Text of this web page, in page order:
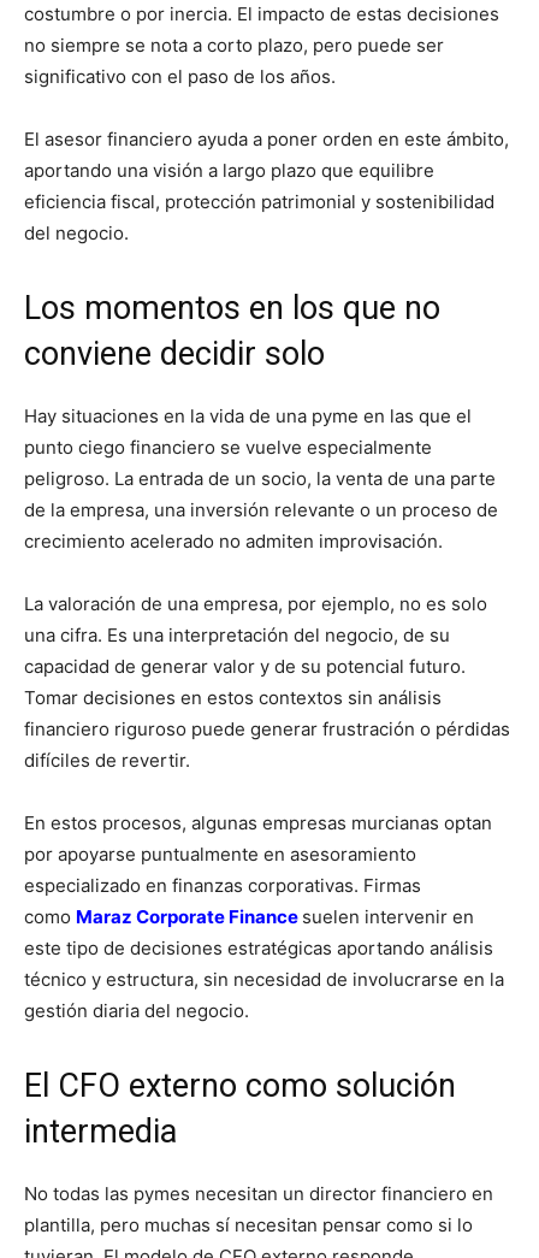
costumbre o por inercia. El impacto de estas decisiones
no siempre se nota a corto plazo, pero puede ser
significativo con el paso de los años.
El asesor financiero ayuda a poner orden en este ámbito,
aportando una visión a largo plazo que equilibre
eficiencia fiscal, protección patrimonial y sostenibilidad
del negocio.
Los momentos en los que no
conviene decidir solo
Hay situaciones en la vida de una pyme en las que el
punto ciego financiero se vuelve especialmente
peligroso. La entrada de un socio, la venta de una parte
de la empresa, una inversión relevante o un proceso de
crecimiento acelerado no admiten improvisación.
La valoración de una empresa, por ejemplo, no es solo
una cifra. Es una interpretación del negocio, de su
capacidad de generar valor y de su potencial futuro.
Tomar decisiones en estos contextos sin análisis
financiero riguroso puede generar frustración o pérdidas
difíciles de revertir.
En estos procesos, algunas empresas murcianas optan
por apoyarse puntualmente en asesoramiento
especializado en finanzas corporativas. Firmas
como Maraz Corporate Finance suelen intervenir en
este tipo de decisiones estratégicas aportando análisis
técnico y estructura, sin necesidad de involucrarse en la
gestión diaria del negocio.
El CFO externo como solución
intermedia
No todas las pymes necesitan un director financiero en
plantilla, pero muchas sí necesitan pensar como si lo